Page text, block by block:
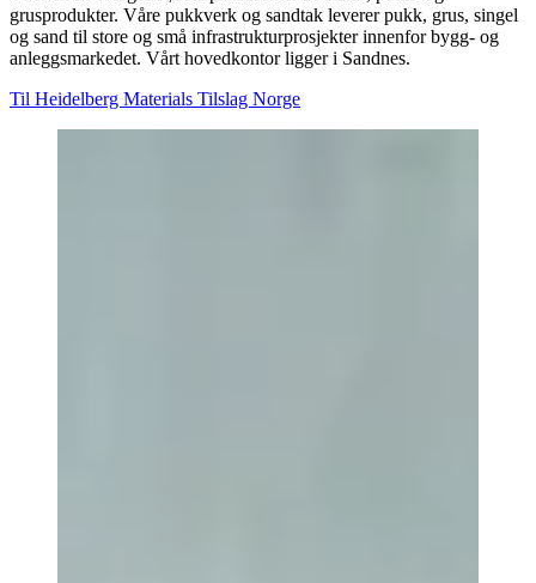
grusprodukter. Våre pukkverk og sandtak leverer pukk, grus, singel
og sand til store og små infrastrukturprosjekter innenfor bygg- og
anleggsmarkedet. Vårt hovedkontor ligger i Sandnes.
Til Heidelberg Materials Tilslag Norge